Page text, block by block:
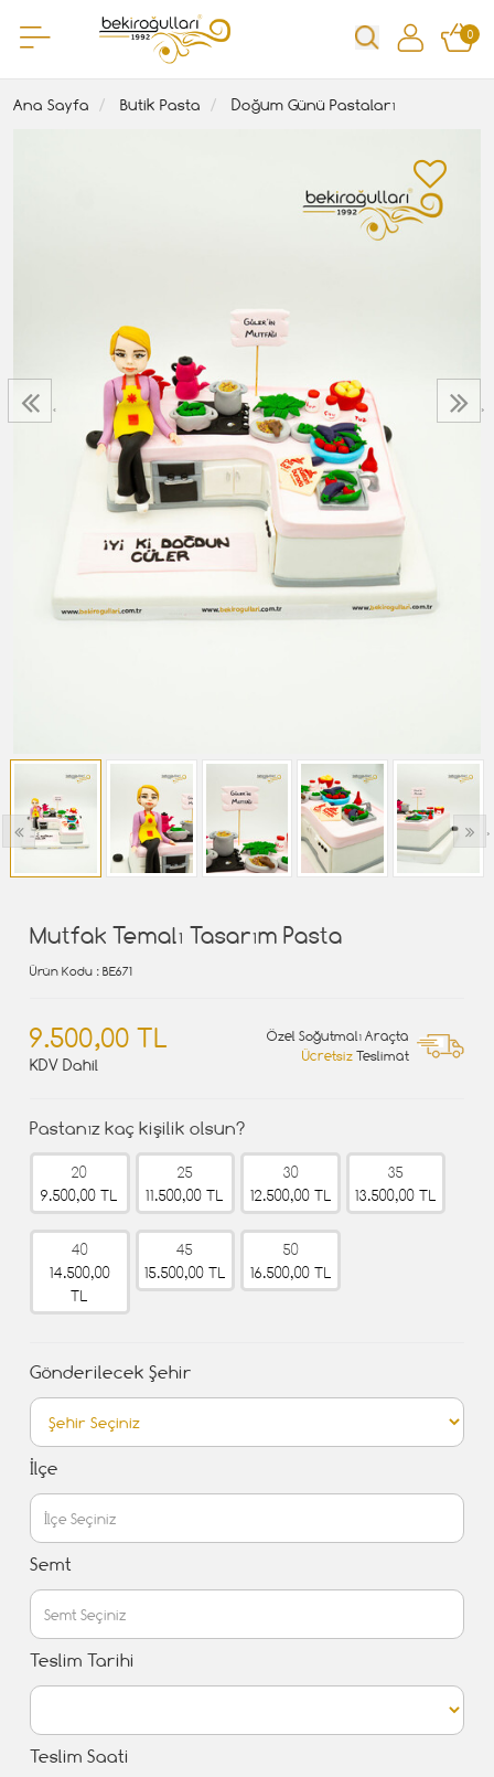
0
Ana Sayfa Butik Pasta Doğum Günü Pastaları
‹ ›
‹ ›
Mutfak Temalı Tasarım Pasta
Ürün Kodu : BE671
9.500,00 TL
KDV Dahil
Özel Soğutmalı Araçta
Ücretsiz Teslimat
Pastanız kaç kişilik olsun?
20
9.500,00 TL
25
11.500,00 TL
30
12.500,00 TL
35
13.500,00 TL
40
14.500,00
TL
45
15.500,00 TL
50
16.500,00 TL
Gönderilecek Şehir
İlçe
Semt
Teslim Tarihi
Teslim Saati